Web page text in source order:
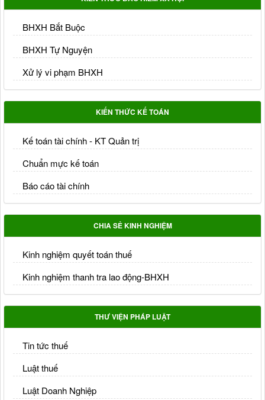
BHXH Bắt Buộc
BHXH Tự Nguyện
Xử lý vi phạm BHXH
KIẾN THỨC KẾ TOÁN
Kế toán tài chính - KT Quản trị
Chuẩn mực kế toán
Báo cáo tài chính
CHIA SẺ KINH NGHIỆM
Kinh nghiệm quyết toán thuế
Kinh nghiệm thanh tra lao động-BHXH
THƯ VIỆN PHÁP LUẬT
Tin tức thuế
Luật thuế
Luật Doanh Nghiệp